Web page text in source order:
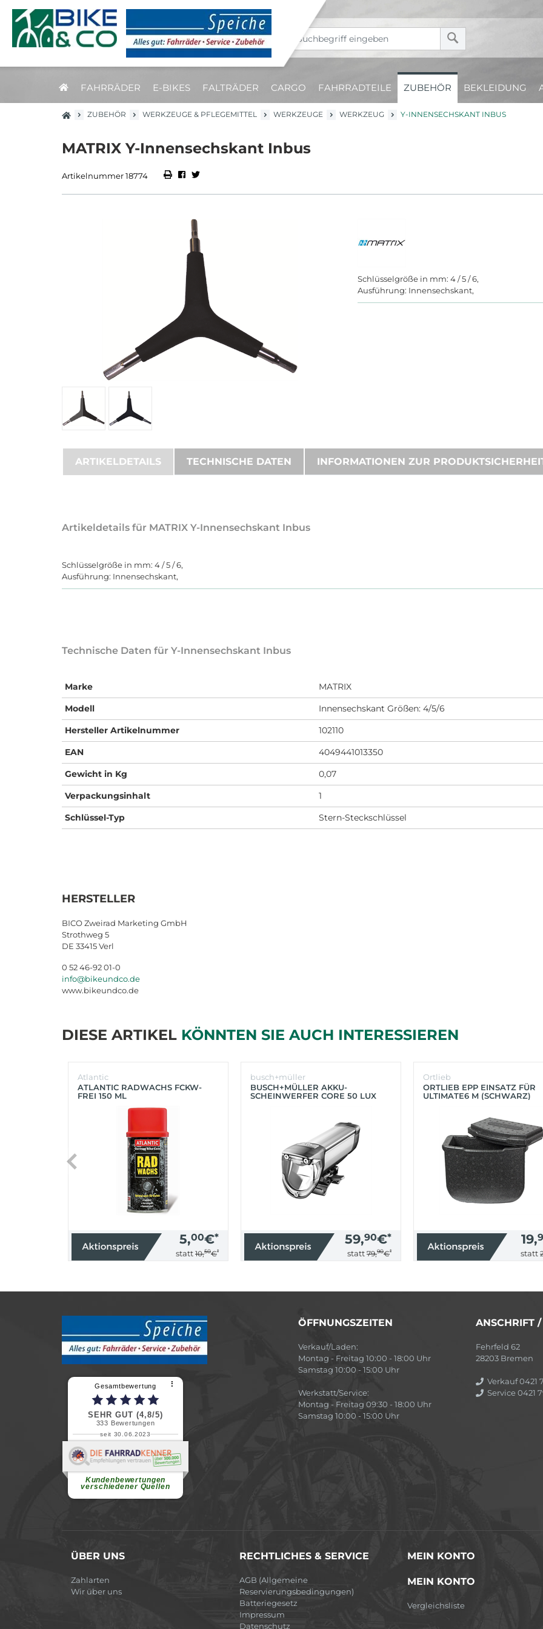
FAHRRÄDER E-BIKES FALTRÄDER CARGO FAHRRADTEILE ZUBEHÖR BEKLEIDUNG
ZUBEHÖR WERKZEUGE & PFLEGEMITTEL WERKZEUGE WERKZEUG Y-INNENSECHSKANT INBUS
MATRIX Y-Innensechskant Inbus
Artikelnummer 18774
Schlüsselgröße in mm: 4 / 5 / 6,
Ausführung: Innensechskant,
ARTIKELDETAILS TECHNISCHE DATEN INFORMATIONEN ZUR
Artikeldetails für MATRIX Y-Innensechskant Inbus
Schlüsselgröße in mm: 4 / 5 / 6,
Ausführung: Innensechskant,
Technische Daten für Y-Innensechskant Inbus
Marke
MATRIX
Modell
Innensechskant Größen: 4/5/6
Hersteller Artikelnummer
102110
EAN
4049441013350
Gewicht in Kg
0,07
Verpackungsinhalt
1
Schlüssel-Typ
Stern-Steckschlüssel
HERSTELLER
BICO Zweirad Marketing GmbH
Strothweg 5
DE 33415 Verl
0 52 46-92 01-0
info@bikeundco.de
www.bikeundco.de
DIESE ARTIKEL KÖNNTEN SIE AUCH INTERESSIEREN
Atlantic
ATLANTIC RADWACHS FCKW-
FREI 150 ML
5,00€*
statt 10,50€*
busch+müller
BUSCH+MÜLLER AKKU-
SCHEINWERFER CORE 50 LUX
59,90€*
statt 79,90€*
Ortlieb
ORTLIEB EPP EINSATZ FÜR
ULTIMATE6 M (SCHWARZ)
19,
statt
Gesamtbewertung ⠇
SEHR GUT (4,8/5)
333 Bewertungen
seit 30.06.2023
Kundenbewertungen
verschiedener Quellen
Renate H.
Vielen Dank für ein herzliches
ÖFFNUNGSZEITEN
Verkauf/Laden:
Montag - Freitag 10:00 - 18:00 Uhr
Samstag 10:00 - 15:00 Uhr
Werkstatt/Service:
Montag - Freitag 09:30 - 18:00 Uhr
Samstag 10:00 - 15:00 Uhr
ANSCHRIFT
Fehrfeld 62
28203 Bremen
Verkauf 0421
Service 0421
ÜBER UNS
Zahlarten
Wir über uns
RECHTLICHES & SERVICE
AGB (Allgemeine
Reservierungsbedingungen)
Batteriegesetz
Impressum
Datenschutz
MEIN KONTO
MEIN KONTO
Vergleichsliste